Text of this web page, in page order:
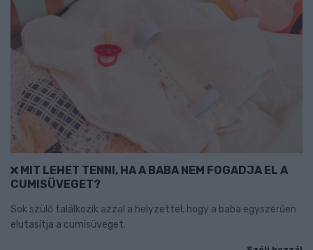
MIT LEHET TENNI, HA A BABA NEM FOGADJA EL A
CUMISÜVEGET?
Sok szülő találkozik azzal a helyzettel, hogy a baba egyszerűen
elutasítja a cumisüveget.